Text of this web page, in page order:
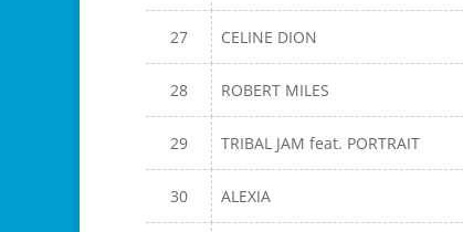
27 CELINE DION
28 ROBERT MILES
29 TRIBAL JAM feat. PORTRAIT
30 ALEXIA